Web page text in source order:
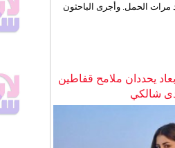
مرات الحمل. وأجرى الباحثون
يحددان ملامح قفاطين